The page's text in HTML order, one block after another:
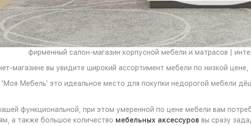
фирменный салон-магазин корпусной мебели и матрасов |
магазине вы увидите широкий ассортимент мебели по низкой
Мебель' это идеальное место для покупки недорогой мебели
функциональной, при этом умеренной по цене мебели вам
а также большое количество мебельных аксессуров вы сразу